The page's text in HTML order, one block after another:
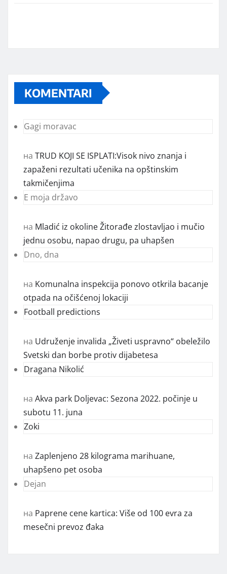
KOMENTARI
Gagi moravac
на TRUD KOJI SE ISPLATI:Visok nivo znanja i
zapaženi rezultati učenika na opštinskim
takmičenjima
E moja državo
на Mladić iz okoline Žitorađe zlostavljao i mučio
jednu osobu, napao drugu, pa uhapšen
Dno, dna
на Komunalna inspekcija ponovo otkrila bacanje
otpada na očišćenoj lokaciji
Football predictions
на Udruženje invalida „Živeti uspravno“ obeležilo
Svetski dan borbe protiv dijabetesa
Dragana Nikolić
на Akva park Doljevac: Sezona 2022. počinje u
subotu 11. juna
Zoki
на Zaplenjeno 28 kilograma marihuane,
uhapšeno pet osoba
Dejan
на Paprene cene kartica: Više od 100 evra za
mesečni prevoz đaka